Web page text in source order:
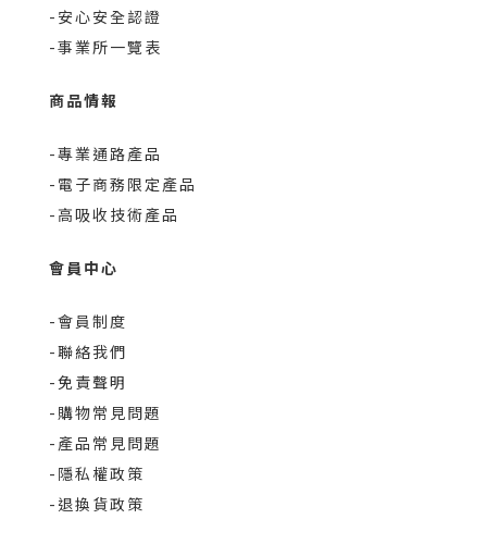
-安心安全認證
-事業所一覽表
商品情報
-專業通路產品
-電子商務限定產品
-高吸收技術產品
會員中心
-會員制度
-聯絡我們
-免責聲明
-購物常見問題
-產品常見問題
-隱私權政策
-退換貨政策